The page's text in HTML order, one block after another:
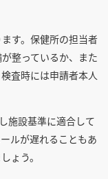
す。保健所の担当者
整っているか、また
査時には申請者本人
施設基準に適合して
ルが遅れることもあ
ょう。